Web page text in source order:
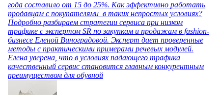
года составило от 15 до 25%. Как эффективно работать
продавцам с покупателями в таких непростых условиях?
Подробно разбираем стратегии сервиса при низком
трафике с экспертом SR по закупкам и продажам в fashion-
бизнесе Еленой Виноградовой. Эксперт дает проверенные
методы с практическими примерами речевых модулей.
Елена уверена, что в условиях падающего трафика
качественный сервис становится главным конкурентным
преимуществом для обувной